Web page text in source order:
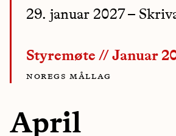
29. januar 2027–
Styremøte // Januar
noregs mållag
April